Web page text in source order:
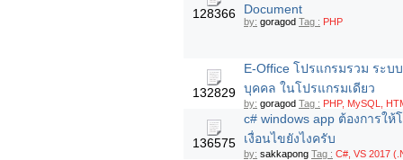
128366
Document
by: goragod Tag : PHP
132829
E-Office โปรแกรมรวม ระ
บุคคล ในโปรแกรมเดียว
by: goragod Tag : PHP, MySQL,
136575
c# windows app ต้องการใ
เงื่อนไขยังไงครับ
by: sakkapong Tag : C#, VS 2017